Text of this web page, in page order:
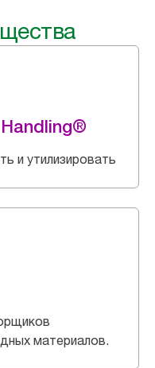
и утилизировать
материалов.